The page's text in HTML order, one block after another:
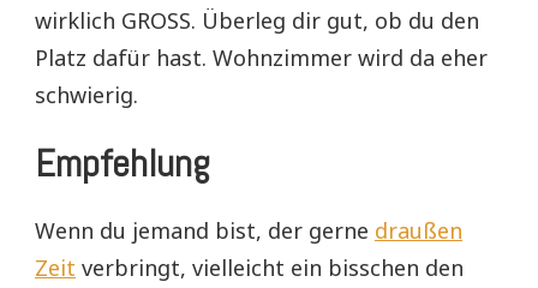
wirklich GROSS. Überleg dir gut, ob du den
Platz dafür hast. Wohnzimmer wird da eher
schwierig.
Empfehlung
Wenn du jemand bist, der gerne draußen
Zeit verbringt, vielleicht ein bisschen den